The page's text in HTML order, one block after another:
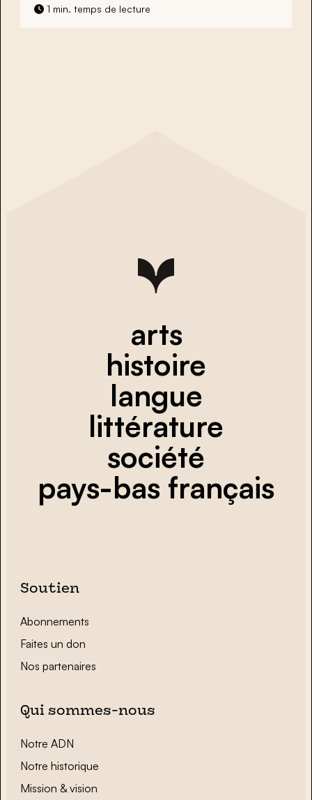
1 min. temps de lecture
arts
histoire
langue
littérature
société
pays-bas français
Soutien
Abonnements
Faites un don
Nos partenaires
Qui sommes-nous
Notre ADN
Notre historique
Mission & vision